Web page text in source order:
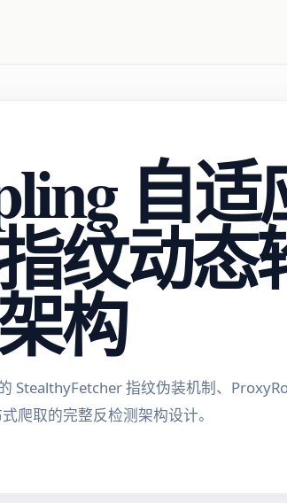
自
纹动态
构
StealthyFetcher 指纹伪装机制、
爬取的完整反检测架构设计。